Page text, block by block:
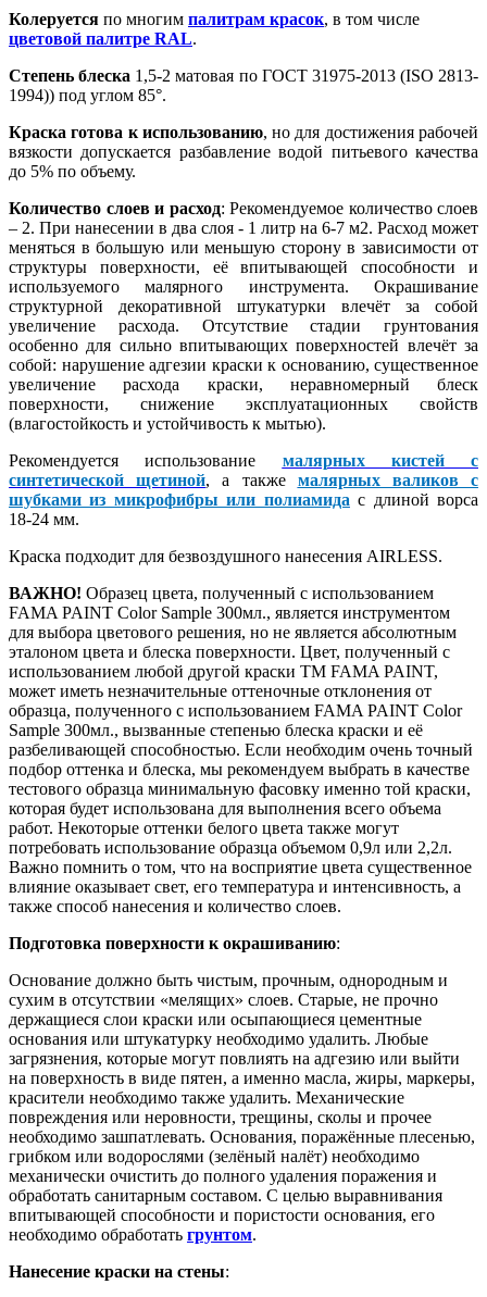
Колеруется по многим палитрам красок, в том числе
цветовой палитре RAL.
Степень блеска 1,5-2 матовая по ГОСТ 31975-2013 (ISO 2813-
1994)) под углом 85°.
Краска готова к использованию, но для достижения рабочей
вязкости допускается разбавление водой питьевого качества
до 5% по объему.
Количество слоев и расход: Рекомендуемое количество слоев
– 2. При нанесении в два слоя - 1 литр на 6-7 м2. Расход может
меняться в большую или меньшую сторону в зависимости от
структуры поверхности, её впитывающей способности и
используемого малярного инструмента. Окрашивание
структурной декоративной штукатурки влечёт за собой
увеличение расхода. Отсутствие стадии грунтования
особенно для сильно впитывающих поверхностей влечёт за
собой: нарушение адгезии краски к основанию, существенное
увеличение расхода краски, неравномерный блеск
поверхности, снижение эксплуатационных свойств
(влагостойкость и устойчивость к мытью).
Рекомендуется использование малярных кистей с
синтетической щетиной, а также малярных валиков с
шубками из микрофибры или полиамида с длиной ворса
18-24 мм.
Краска подходит для безвоздушного нанесения AIRLESS.
ВАЖНО! Образец цвета, полученный с использованием
FAMA PAINT Color Sample 300мл., является инструментом
для выбора цветового решения, но не является абсолютным
эталоном цвета и блеска поверхности. Цвет, полученный с
использованием любой другой краски ТМ FAMA PAINT,
может иметь незначительные оттеночные отклонения от
образца, полученного с использованием FAMA PAINT Color
Sample 300мл., вызванные степенью блеска краски и её
разбеливающей способностью. Если необходим очень точный
подбор оттенка и блеска, мы рекомендуем выбрать в качестве
тестового образца минимальную фасовку именно той краски,
которая будет использована для выполнения всего объема
работ. Некоторые оттенки белого цвета также могут
потребовать использование образца объемом 0,9л или 2,2л.
Важно помнить о том, что на восприятие цвета существенное
влияние оказывает свет, его температура и интенсивность, а
также способ нанесения и количество слоев.
Подготовка поверхности к окрашиванию:
Основание должно быть чистым, прочным, однородным и
сухим в отсутствии «мелящих» слоев. Старые, не прочно
держащиеся слои краски или осыпающиеся цементные
основания или штукатурку необходимо удалить. Любые
загрязнения, которые могут повлиять на адгезию или выйти
на поверхность в виде пятен, а именно масла, жиры, маркеры,
красители необходимо также удалить. Механические
повреждения или неровности, трещины, сколы и прочее
необходимо зашпатлевать. Основания, поражённые плесенью,
грибком или водорослями (зелёный налёт) необходимо
механически очистить до полного удаления поражения и
обработать санитарным составом. С целью выравнивания
впитывающей способности и пористости основания, его
необходимо обработать грунтом.
Нанесение краски на стены: